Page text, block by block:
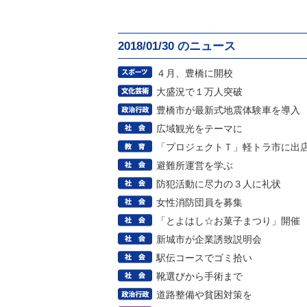
2018/01/30 のニュース
４月、豊橋に開校
大盛況で１万人突破
豊橋市が最新式地震体験車を導入
広域観光をテーマに
「プロジェクトＴ」軽トラ市に出
避難所運営を学ぶ
防犯活動に尽力の３人に礼状
女性消防団員を募集
「とよはし☆お菓子まつり」開催
新城市が企業誘致説明会
駅伝コースでゴミ拾い
靴選びから手術まで
道路整備や貧困対策を